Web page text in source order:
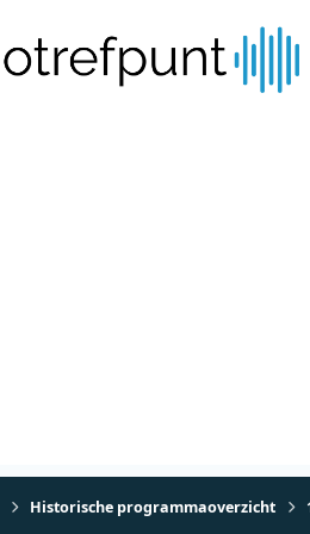
Historische programmaoverzicht